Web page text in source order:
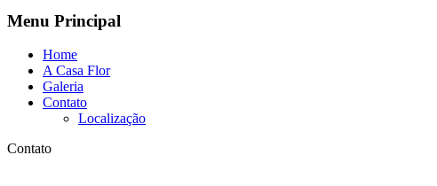
Menu Principal
Home
A Casa Flor
Galeria
Contato
Localização
Contato